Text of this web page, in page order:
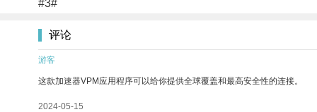
#3#
评论
游客
这款加速器VPM应用程序可以给你提供全球覆盖和最高安全性的连接。
2024-05-15